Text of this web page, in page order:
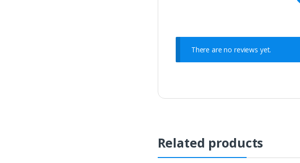
There are no reviews yet.
Related products